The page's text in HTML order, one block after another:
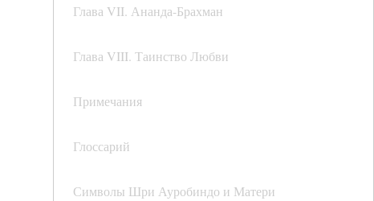
Глава VII. Ананда-Брахман
Глава VIII. Таинство Любви
Примечания
Глоссарий
Символы Шри Ауробиндо и Матери